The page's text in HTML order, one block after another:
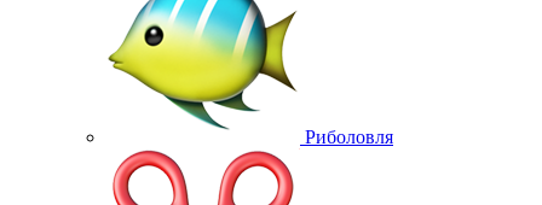
Риболовля